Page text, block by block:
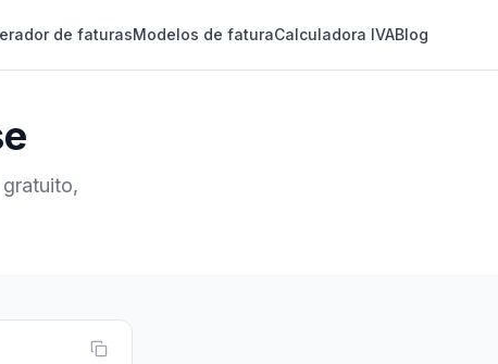
de faturasModelos de faturaCalculadora IVABlog